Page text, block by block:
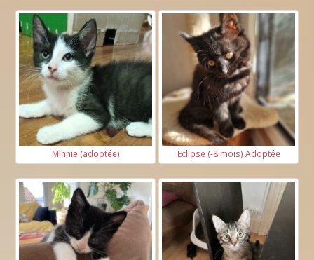
Minnie (adoptée) Eclipse (-8 mois) Adoptée